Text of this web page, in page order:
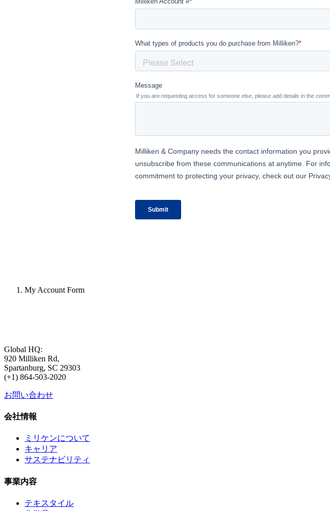
My Account Form
Global HQ:
920 Milliken Rd,
Spartanburg, SC 29303
(+1) 864-503-2020
お問い合わせ
会社情報
ミリケンについて
キャリア
サステナビリティ
事業内容
テキスタイル